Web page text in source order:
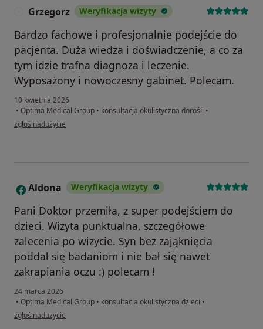
Grzegorz Weryfikacja wizyty
Bardzo fachowe i profesjonalnie podejście do
pacjenta. Duża wiedza i doświadczenie, a co za
tym idzie trafna diagnoza i leczenie.
Wyposażony i nowoczesny gabinet. Polecam.
10 kwietnia 2026
• Optima Medical Group • konsultacja okulistyczna dorośli •
w opinii użytkownika Grzegorz
zgłoś nadużycie
A Aldona Weryfikacja wizyty
Pani Doktor przemiła, z super podejściem do
dzieci. Wizyta punktualna, szczegółowe
zalecenia po wizycie. Syn bez zająknięcia
poddał się badaniom i nie bał się nawet
zakrapiania oczu :) polecam !
24 marca 2026
• Optima Medical Group • konsultacja okulistyczna dzieci •
w opinii użytkownika Aldona
zgłoś nadużycie